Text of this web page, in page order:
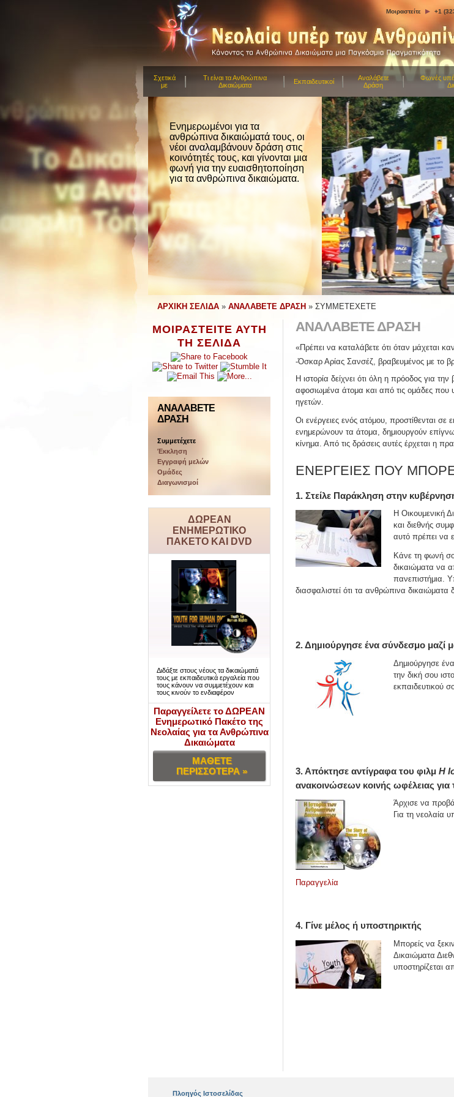
Μοιραστείτε +1
Σχετικά
με
Τι είναι τα Ανθρώπινα
Δικαιώματα
Εκπαιδευτικοί
Αναλάβετε
Δράση
Φωνές
Ενημερωμένοι για τα
ανθρώπινα δικαιώματά τους, οι
νέοι αναλαμβάνουν δράση στις
κοινότητές τους, και γίνονται μια
φωνή για την ευαισθητοποίηση
για τα ανθρώπινα δικαιώματα.
ΑΡΧΙΚΗ ΣΕΛΙΔΑ » ΑΝΑΛΑΒΕΤΕ ΔΡΑΣΗ » ΣΥΜΜΕΤΕΧΕΤΕ
ΜΟΙΡΑΣΤΕΙΤΕ ΑΥΤΗ
ΤΗ ΣΕΛΙΔΑ
ΑΝΑΛΆΒΕΤΕ
ΔΡΆΣΗ
Συμμετέχετε
Έκκληση
Εγγραφή μελών
Ομάδες
Διαγωνισμοί
ΔΩΡΕΑΝ
ΕΝΗΜΕΡΩΤΙΚΟ
ΠΑΚΕΤΟ ΚΑΙ DVD
Διδάξτε στους νέους τα δικαιώματά
τους με εκπαιδευτικά εργαλεία που
τους κάνουν να συμμετέχουν και
τους κινούν το ενδιαφέρον
Παραγγείλετε το ΔΩΡΕΑΝ
Ενημερωτικό Πακέτο της
Νεολαίας για τα Ανθρώπινα
Δικαιώματα
ΜΑΘΕΤΕ
ΠΕΡΙΣΣΟΤΕΡΑ »
ΑΝΑΛAΒΕΤΕ ΔΡAΣΗ
«Πρέπει να καταλάβετε ότι όταν μάχεται
-Όσκαρ Αρίας Σανσέζ, βραβευμένος με το
Η ιστορία δείχνει ότι όλη η πρόοδος για
αφοσιωμένα άτομα και από τις ομάδες που
ηγετών.
Οι ενέργειες ενός ατόμου, προστίθενται
ενημερώνουν τα άτομα, δημιουργούν
κίνημα. Από τις δράσεις αυτές έρχεται η
ΕΝΕΡΓΕΙΕΣ ΠΟΥ
1. Στείλε Παράκληση στην
Η Οικουμενική
και διεθνής
αυτό πρέπει να
Κάνε τη φωνή
δικαιώματα να
πανεπιστήμια.
διασφαλιστεί ότι τα ανθρώπινα
2. Δηµιούργησε ένα σύνδεσμο μαζί
Δηµιούργησε
την δική σου
εκπαιδευτικού
3. Απόκτησε αντίγραφα του φιλμ Η
ανακοινώσεων κοινής ωφέλειας
Άρχισε να
Για τη νεολαία
Παραγγελία
4. Γίνε μέλος ή υποστηρικτής
Μπορείς να
Δικαιώματα
υποστηρίζεται
Πλοηγός Ιστοσελίδας